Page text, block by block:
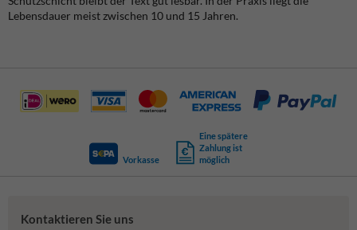
Lebensdauer meist zwischen 10 und 15 Jahren.
Vorkasse
Eine spätere
Zahlung ist
möglich
Kontaktieren Sie uns